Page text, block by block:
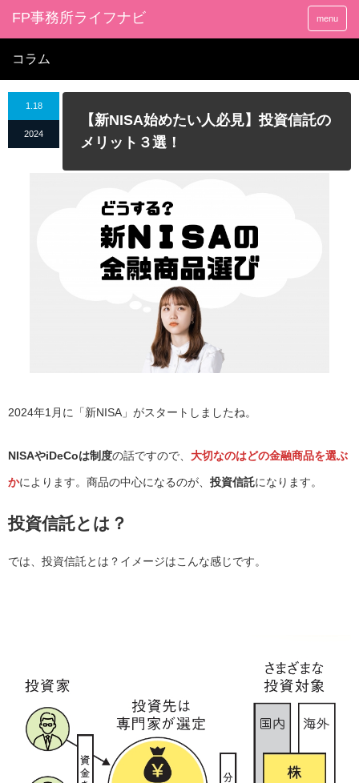
FP事務所ライフナビ menu
コラム
1.18
2024
【新NISA始めたい人必見】投資信託の
メリット３選！
2024年1月に「新NISA」がスタートしましたね。
NISAやiDeCoは制度の話ですので、 大切なのはどの金融商品を選ぶ
かによります。商品の中心になるのが、 投資信託になります。
投資信託とは？
では、投資信託とは？イメージはこんな感じです。